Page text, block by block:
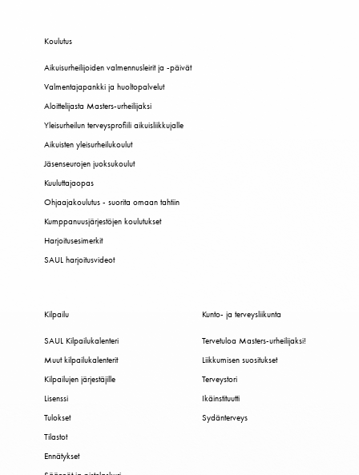
Koulutus
Aikuisurheilijoiden valmennusleirit ja -päivät
Valmentajapankki ja huoltopalvelut
Aloittelijasta Masters-urheilijaksi
Yleisurheilun terveysprofiili aikuisliikkujalle
Aikuisten yleisurheilukoulut
Jäsenseurojen juoksukoulut
Kuuluttajaopas
Ohjaajakoulutus - suorita omaan tahtiin
Kumppanuusjärjestöjen koulutukset
Harjoitusesimerkit
SAUL harjoitusvideot
Kilpailu
SAUL Kilpailukalenteri
Muut kilpailukalenterit
Kilpailujen järjestäjille
Lisenssi
Tulokset
Tilastot
Ennätykset
Kunto- ja terveysliikunta
Tervetuloa Masters-urheilijaksi!
Liikkumisen suositukset
Terveystori
Ikäinstituutti
Sydänterveys